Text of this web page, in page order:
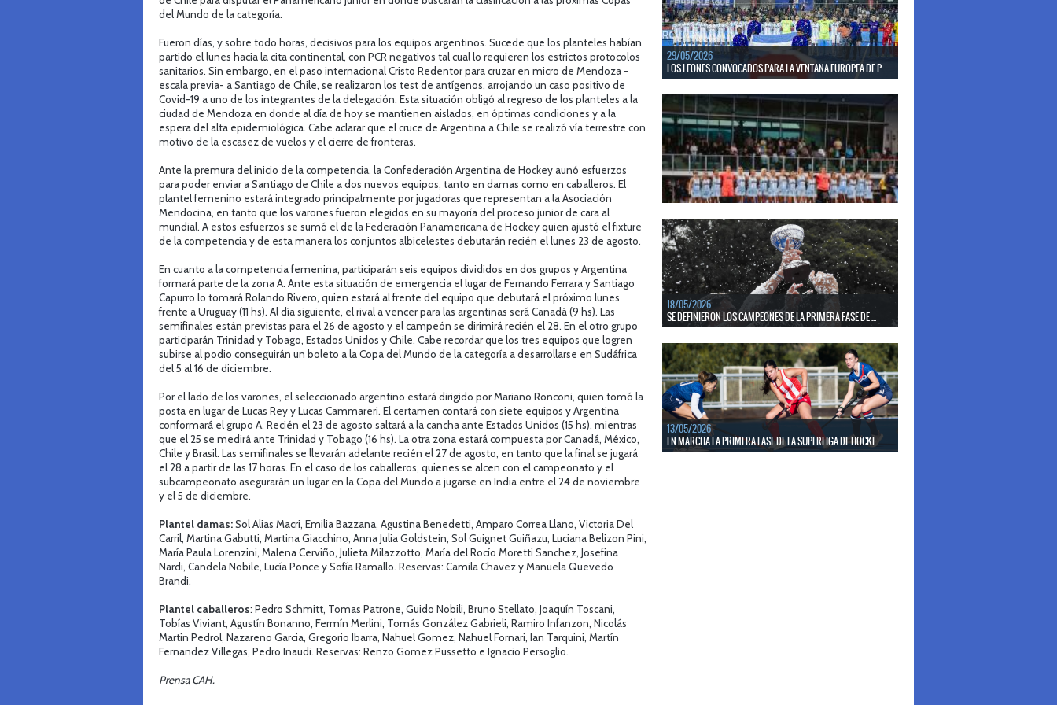
del Mundo de la categoría.
Fueron días, y sobre todo horas, decisivos para los equipos argentinos. Sucede que los planteles habían
partido el lunes hacia la cita continental, con PCR negativos tal cual lo requieren los estrictos protocolos
sanitarios. Sin embargo, en el paso internacional Cristo Redentor para cruzar en micro de Mendoza -
escala previa- a Santiago de Chile, se realizaron los test de antígenos, arrojando un caso positivo de
Covid-19 a uno de los integrantes de la delegación. Esta situación obligó al regreso de los planteles a la
ciudad de Mendoza en donde al día de hoy se mantienen aislados, en óptimas condiciones y a la
espera del alta epidemiológica. Cabe aclarar que el cruce de Argentina a Chile se realizó vía terrestre con
motivo de la escasez de vuelos y el cierre de fronteras.
Ante la premura del inicio de la competencia, la Confederación Argentina de Hockey aunó esfuerzos
para poder enviar a Santiago de Chile a dos nuevos equipos, tanto en damas como en caballeros. El
plantel femenino estará integrado principalmente por jugadoras que representan a la Asociación
Mendocina, en tanto que los varones fueron elegidos en su mayoría del proceso junior de cara al
mundial. A estos esfuerzos se sumó el de la Federación Panamericana de Hockey quien ajustó el fixture
de la competencia y de esta manera los conjuntos albicelestes debutarán recién el lunes 23 de agosto.
En cuanto a la competencia femenina, participarán seis equipos divididos en dos grupos y Argentina
formará parte de la zona A. Ante esta situación de emergencia el lugar de Fernando Ferrara y Santiago
Capurro lo tomará Rolando Rivero, quien estará al frente del equipo que debutará el próximo lunes
frente a Uruguay (11 hs). Al día siguiente, el rival a vencer para las argentinas será Canadá (9 hs). Las
semifinales están previstas para el 26 de agosto y el campeón se dirimirá recién el 28. En el otro grupo
participarán Trinidad y Tobago, Estados Unidos y Chile. Cabe recordar que los tres equipos que logren
subirse al podio conseguirán un boleto a la Copa del Mundo de la categoría a desarrollarse en Sudáfrica
del 5 al 16 de diciembre.
Por el lado de los varones, el seleccionado argentino estará dirigido por Mariano Ronconi, quien tomó la
posta en lugar de Lucas Rey y Lucas Cammareri. El certamen contará con siete equipos y Argentina
conformará el grupo A. Recién el 23 de agosto saltará a la cancha ante Estados Unidos (15 hs), mientras
que el 25 se medirá ante Trinidad y Tobago (16 hs). La otra zona estará compuesta por Canadá, México,
Chile y Brasil. Las semifinales se llevarán adelante recién el 27 de agosto, en tanto que la final se jugará
el 28 a partir de las 17 horas. En el caso de los caballeros, quienes se alcen con el campeonato y el
subcampeonato asegurarán un lugar en la Copa del Mundo a jugarse en India entre el 24 de noviembre
y el 5 de diciembre.
Plantel damas:Sol Alias Macri, Emilia Bazzana, Agustina Benedetti, Amparo Correa Llano, Victoria Del
Carril, Martina Gabutti, Martina Giacchino, Anna Julia Goldstein, Sol Guignet Guiñazu, Luciana Belizon Pini,
María Paula Lorenzini, Malena Cerviño, Julieta Milazzotto, María del Rocío Moretti Sanchez, Josefina
Nardi, Candela Nobile, Lucía Ponce y Sofía Ramallo. Reservas: Camila Chavez y Manuela Quevedo
Brandi.
Plantel caballeros: Pedro Schmitt, Tomas Patrone, Guido Nobili, Bruno Stellato, Joaquín Toscani,
Tobías Viviant, Agustín Bonanno, Fermín Merlini, Tomás González Gabrieli, Ramiro Infanzon, Nicolás
Martin Pedrol, Nazareno Garcia, Gregorio Ibarra, Nahuel Gomez, Nahuel Fornari, Ian Tarquini, Martín
Fernandez Villegas, Pedro Inaudi. Reservas: Renzo Gomez Pussetto e Ignacio Persoglio.
Prensa CAH.
29/05/2026
LOS LEONES CONVOCADOS PARA LA VENTANA EUROPEA DE P...
ventanas de Pro League 2025-26 en Inglaterra y Alemania.
LEER MÁS
22/05/2026
LAS LEONAS CONVOCADAS PARA LA VENTANA EUROPEA DE P...
En junio, el seleccionado nacional disputará las últimas dos
ventanas de Pro League 2025-26 en Bélgica e Inglaterra.
LEER MÁS
18/05/2026
SE DEFINIERON LOS CAMPEONES DE LA PRIMERA FASE DE ...
mejores clubes del país.
LEER MÁS
13/05/2026
EN MARCHA LA PRIMERA FASE DE LA SUPERLIGA DE HOCKE...